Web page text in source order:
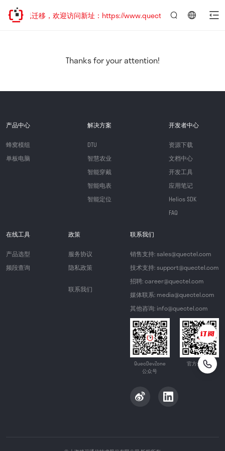
地址已迁移，欢迎访问新址：https://www.quectel.com.cn
Thanks for your attention!
产品中心
蜂窝模组
单板电脑
解决方案
DTU
智慧农业
智能穿戴
智能电表
智能定位
开发者中心
资源下载
文档中心
开发工具
应用笔记
Helios SDK
FAQ
在线工具
产品选型
频段查询
政策
服务协议
隐私政策
联系我们
联系我们
销售支持: sales@quectel.com
技术支持: support@quectel.com
招聘: career@quectel.com
媒体联系: media@quectel.com
其他咨询: info@quectel.com
QuecDevZone
公众号
官方公众号